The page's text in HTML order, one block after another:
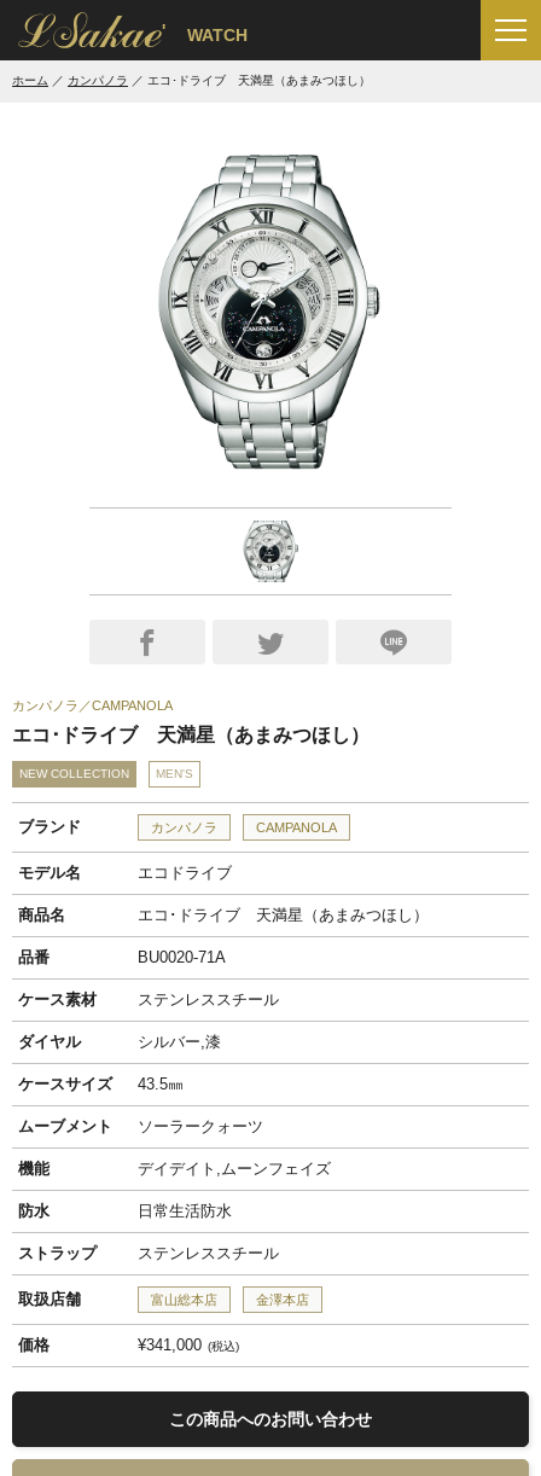
' WATCH
ホーム カンパノラ エコ･ドライブ 天満星（あまみつほし）
カンパノラ CAMPANOLA
エコ･ドライブ 天満星（あまみつほし）
NEW COLLECTION MEN'S
ブランド カンパノラ CAMPANOLA
モデル名 エコドライブ
商品名 エコ･ドライブ 天満星（あまみつほし）
品番 BU0020-71A
ケース素材 ステンレススチール
ダイヤル シルバー,漆
ケースサイズ 43.5㎜
ムーブメント ソーラークォーツ
機能 デイデイト,ムーンフェイズ
防水 日常生活防水
ストラップ ステンレススチール
取扱店舗 富山総本店 金澤本店
価格 ¥341,000 税込
この商品へのお問い合わせ